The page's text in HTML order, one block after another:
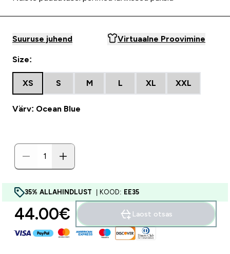
Suuruse juhend Virtuaalne Proovimine
Size:
XS S M L XL XXL
Värv: Ocean Blue
35% ALLAHINDLUST | KOOD: EE35
44.00€‎ Laost otsas